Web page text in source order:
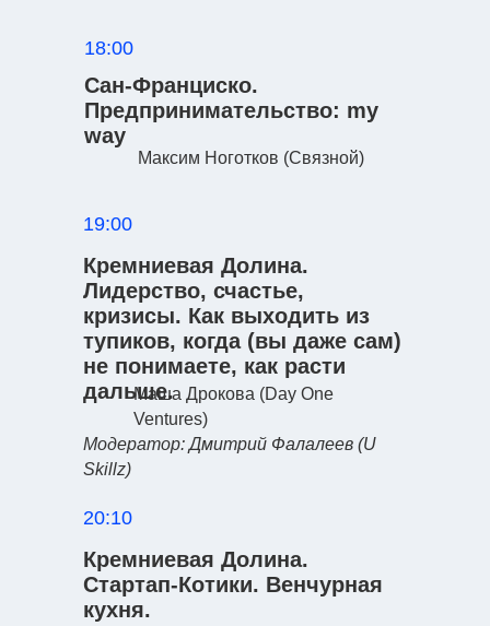
18:00
Сан-Франциско.
Предпринимательство: my
way
19:00
Кремниевая Долина.
Лидерство, счастье,
кризисы. Как выходить из
тупиков, когда (вы даже сам)
не понимаете, как расти
дальше.
20:10
Кремниевая Долина.
Стартап-Котики. Венчурная
кухня.
Маша Дрокова (Day One
Ventures)
Модератор: Дмитрий Фалалеев (U
Skillz)
Максим Ноготков (Связной)